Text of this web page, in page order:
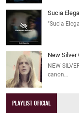
Sucia
"Sucia
New Silver
NEW
canon…
PLAYLIST OFICIAL